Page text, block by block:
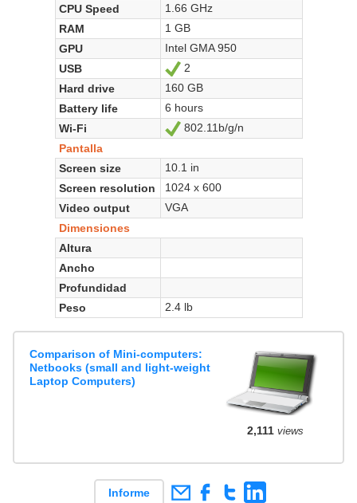
CPU Speed
1.66 GHz
RAM
1 GB
GPU
Intel GMA 950
USB
Sí
2
Hard drive
160 GB
Battery life
6 hours
Wi-Fi
Sí
802.11b/g/n
Pantalla
Screen size
10.1 in
Screen resolution
1024 x 600
Video output
VGA
Dimensiones
Altura
Ancho
Profundidad
Peso
2.4 lb
Comparison of Mini-computers:
Netbooks (small and light-weight
Laptop Computers)
2,111views
Informe